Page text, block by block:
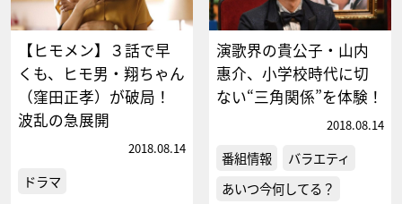
【ヒモメン】３話で早
くも、ヒモ男・翔ちゃん
（窪田正孝）が破局！
波乱の急展開
2018.08.14
ドラマ
演歌界の貴公子・山内
惠介、小学校時代に切
ない“三角関係”を体験！
2018.08.14
番組情報
バラエティ
あいつ今何してる？